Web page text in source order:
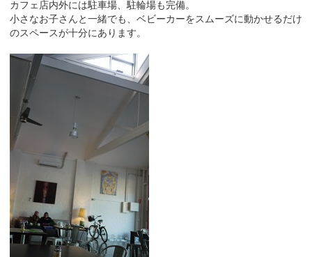
カフェ店内外には駐車場、駐輪場も完備。
小さなお子さんと一緒でも、ベビーカーをスムーズに動かせるだけ
のスペースが十分にあります。